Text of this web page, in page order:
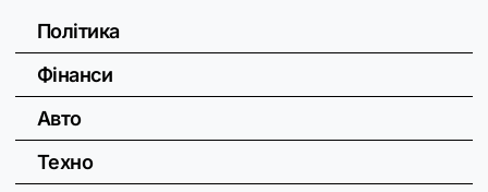
Політика
Фінанси
Авто
Техно